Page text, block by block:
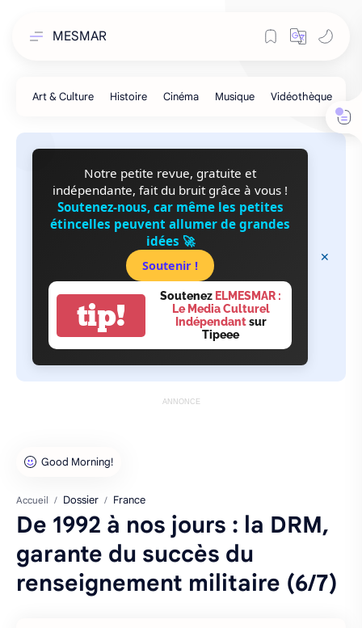
MESMAR
Notre petite revue, gratuite et
indépendante, fait du bruit grâce à vous !
Soutenez-nous, car même les petites
étincelles peuvent allumer de grandes
idées 🚀
Soutenir !
tip!
Soutenez ELMESMAR :
Le Media Culturel
Indépendantsur
Tipeee
ANNONCE
Accueil Dossier France
De 1992 à nos jours : la DRM,
garante du succès du
renseignement militaire (6/7)